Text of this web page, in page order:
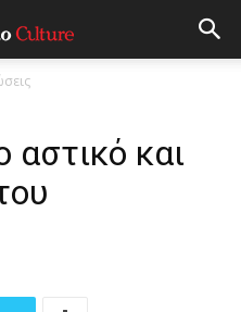
αστικό και